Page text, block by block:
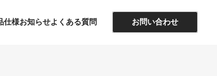
仕様お知らせよくある質問 お問い合わせ